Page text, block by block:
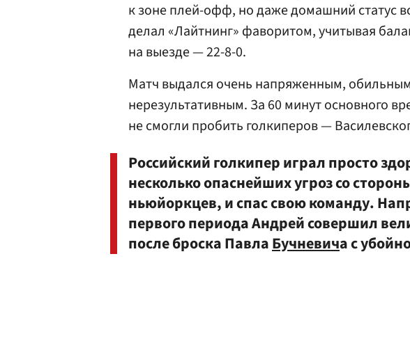
к зоне плей-офф, но даже домашний статус
делал «Лайтнинг» фаворитом, учитывая
на выезде — 22-8-0.
Матч выдался очень напряженным,
нерезультативным. За 60 минут основного
не смогли пробить голкиперов —
Российский голкипер играл просто
несколько опаснейших угроз со
ньюйоркцев, и спас свою команду.
первого периода Андрей совершил
после броска ПавлаБучневича с